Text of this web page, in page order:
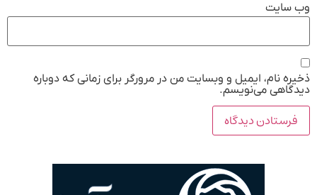
وب‌ سایت
ذخیره نام، ایمیل و وبسایت من در مرورگر برای زمانی که دوباره
دیدگاهی می‌نویسم.